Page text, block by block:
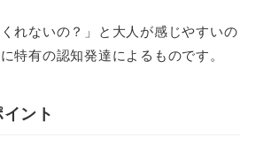
れないの？」と大人が感じやすいの
特有の認知発達によるものです。
ント